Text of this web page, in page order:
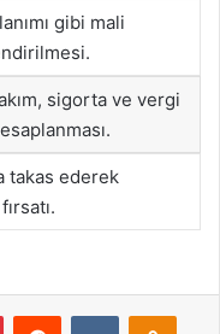
gibi mali
sigorta ve vergi
takas ederek
PinterestReddit VKontakte